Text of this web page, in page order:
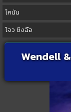
โคนัน
โจว ซิงฉือ
Wendell